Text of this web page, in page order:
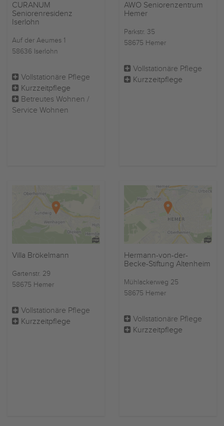
CURANUM
Seniorenresidenz
Iserlohn
Auf der Aeumes 1
58636 Iserlohn
Vollstationäre Pflege
Kurzzeitpflege
Betreutes Wohnen /
Service Wohnen
AWO Seniorenzentrum
Hemer
Parkstr. 35
58675 Hemer
Vollstationäre Pflege
Kurzzeitpflege
Villa Brökelmann
Gartenstr. 29
58675 Hemer
Vollstationäre Pflege
Kurzzeitpflege
Hermann-von-der-
Becke-Stiftung Altenheim
Mühlackerweg 25
58675 Hemer
Vollstationäre Pflege
Kurzzeitpflege